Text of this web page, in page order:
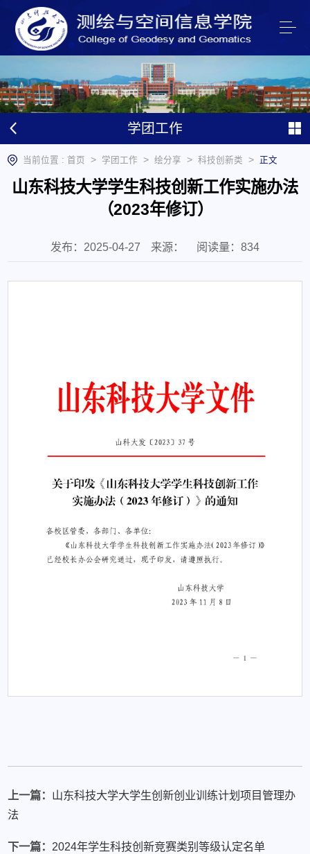
学团工作
当前位置 : 首页 > 学团工作 > 绘分享 > 科技创新类 > 正文
山东科技大学学生科技创新工作实施办法
（2023年修订）
发布：2025-04-27 来源： 阅读量： 834
上一篇： 山东科技大学大学生创新创业训练计划项目管理办
法
下一篇： 2024年学生科技创新竞赛类别等级认定名单